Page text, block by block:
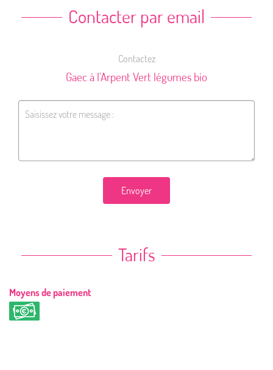
Contacter par email
Contactez
Gaec à l'Arpent Vert légumes bio
Envoyer
Tarifs
Moyens de paiement